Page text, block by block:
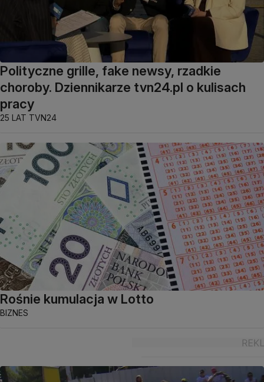
Polityczne grille, fake newsy, rzadkie
choroby. Dziennikarze tvn24.pl o kulisach
pracy
25 LAT TVN24
Rośnie kumulacja w Lotto
BIZNES